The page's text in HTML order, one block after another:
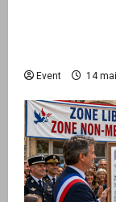
Event 14